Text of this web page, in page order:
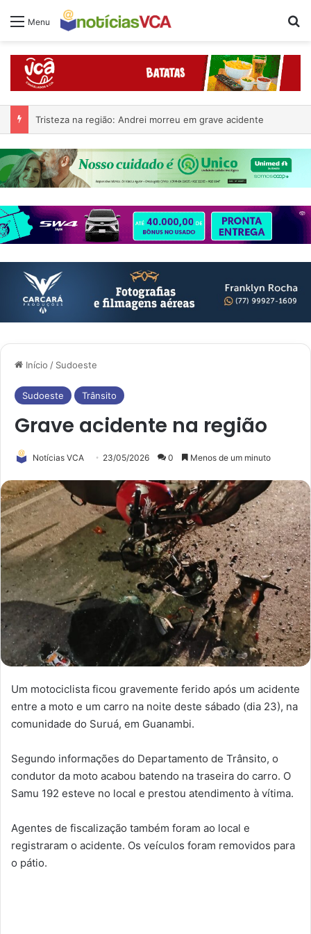
Menu
Tristeza na região: Andrei morreu em grave acidente
Início / Sudoeste
Sudoeste Trânsito
Grave acidente na região
Notícias VCA 23/05/2026 0 Menos de um minuto
Um motociclista ficou gravemente ferido após um acidente
entre a moto e um carro na noite deste sábado (dia 23), na
comunidade do Suruá, em Guanambi.
Segundo informações do Departamento de Trânsito, o
condutor da moto acabou batendo na traseira do carro. O
Samu 192 esteve no local e prestou atendimento à vítima.
Agentes de fiscalização também foram ao local e
registraram o acidente. Os veículos foram removidos para
o pátio.